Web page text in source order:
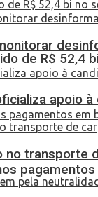
de R$ 52,4
apoio
transporte